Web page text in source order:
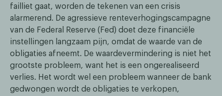
failliet gaat, worden de tekenen van een crisis
alarmerend. De agressieve renteverhogingscampagne
van de Federal Reserve (Fed) doet deze financiële
instellingen langzaam pijn, omdat de waarde van de
obligaties afneemt. De waardevermindering is niet het
grootste probleem, want het is een ongerealiseerd
verlies. Het wordt wel een probleem wanneer de bank
gedwongen wordt de obligaties te verkopen,